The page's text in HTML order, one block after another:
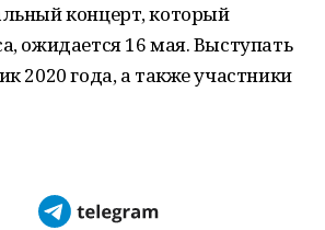
концерт, который
ожидается 16 мая. Выступать
2020 года, а также участники